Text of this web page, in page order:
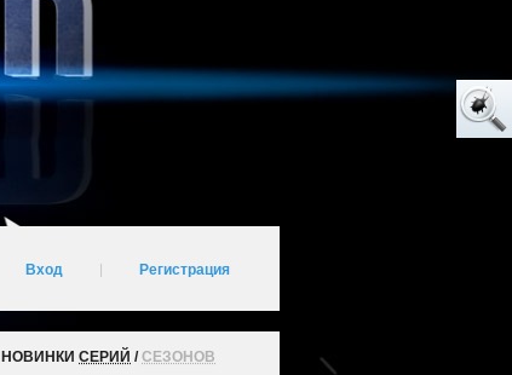
Вход Регистрация
НОВИНКИ СЕРИЙ /СЕЗОНОВ